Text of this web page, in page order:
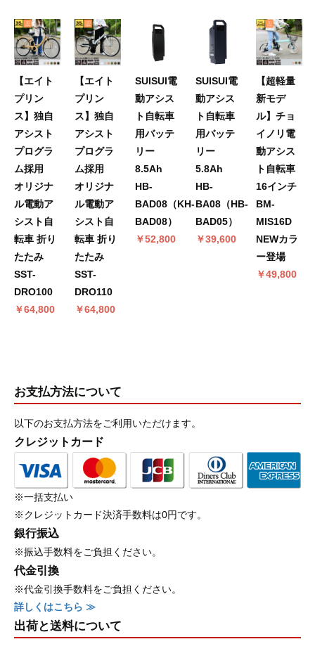
【エイト
プリン
ス】独自
アシスト
プログラ
ム採用
オリジナ
ル電動ア
シスト自
転車 折り
たたみ
SST-
DRO100
￥64,800
【エイト
プリン
ス】独自
アシスト
プログラ
ム採用
オリジナ
ル電動ア
シスト自
転車 折り
たたみ
SST-
DRO110
￥64,800
SUISUI電
動アシス
ト自転車
用バッテ
リー
8.5Ah
HB-
BAD08（KH-
BAD08）
￥52,800
SUISUI電
動アシス
ト自転車
用バッテ
リー
5.8Ah
HB-
BA08（HB-
BAD05）
￥39,600
【超軽量
新モデ
ル】チョ
イノリ電
動アシス
ト自転車
16インチ
BM-
MIS16D
NEWカラ
ー登場
￥49,800
お支払方法について
以下のお支払方法をご利用いただけます。
クレジットカード
※一括支払い
※クレジットカード決済手数料は0円です。
銀行振込
※振込手数料をご負担ください。
代金引換
※代金引換手数料をご負担ください。
詳しくはこちら ≫
出荷と送料について